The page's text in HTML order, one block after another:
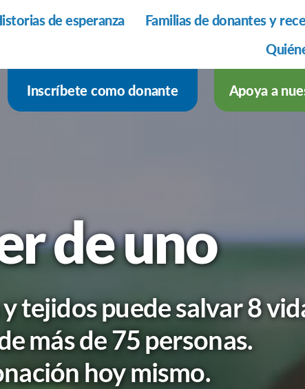
de esperanza Familias de donantes y
Inscríbete como donante Apoya a
de uno
tejidos puede salvar 8
más de 75 personas.
hoy mismo.